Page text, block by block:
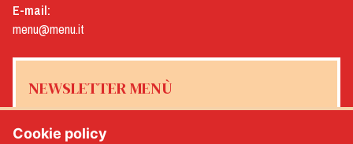
E-mail:
menu@menu.it
NEWSLETTER MENÙ
Cookie policy